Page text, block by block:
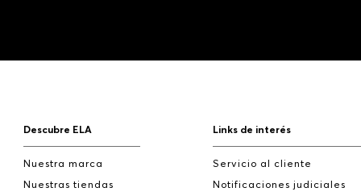
Descubre ELA
Nuestra marca
Nuestras tiendas
Links de interés
Servicio al cliente
Notificaciones judiciales